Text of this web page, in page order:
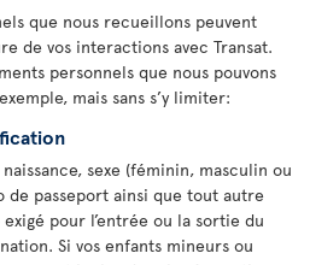
que nous recueillons peuvent
de vos interactions avec Transat.
personnels que nous pouvons
mais sans s’y limiter:
sexe (féminin, masculin ou
passeport ainsi que tout autre
pour l’entrée ou la sortie du
Si vos enfants mineurs ou